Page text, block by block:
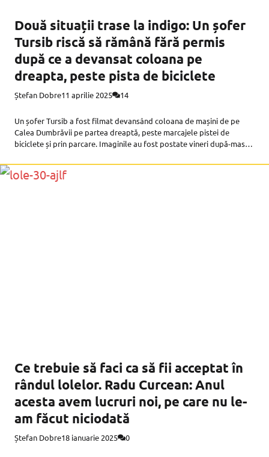
Două situații trase la indigo: Un șofer
Tursib riscă să rămână fără permis
după ce a devansat coloana pe
dreapta, peste pista de biciclete
Ștefan Dobre11 aprilie 2025 14
Un șofer Tursib a fost filmat devansând coloana de mașini de pe
Calea Dumbrăvii pe partea dreaptă, peste marcajele pistei de
biciclete și prin parcare. Imaginile au fost postate vineri după-masă
Ce trebuie să faci ca să fii acceptat în
rândul lolelor. Radu Curcean: Anul
acesta avem lucruri noi, pe care nu le-
am făcut niciodată
Ștefan Dobre18 ianuarie 2025 0